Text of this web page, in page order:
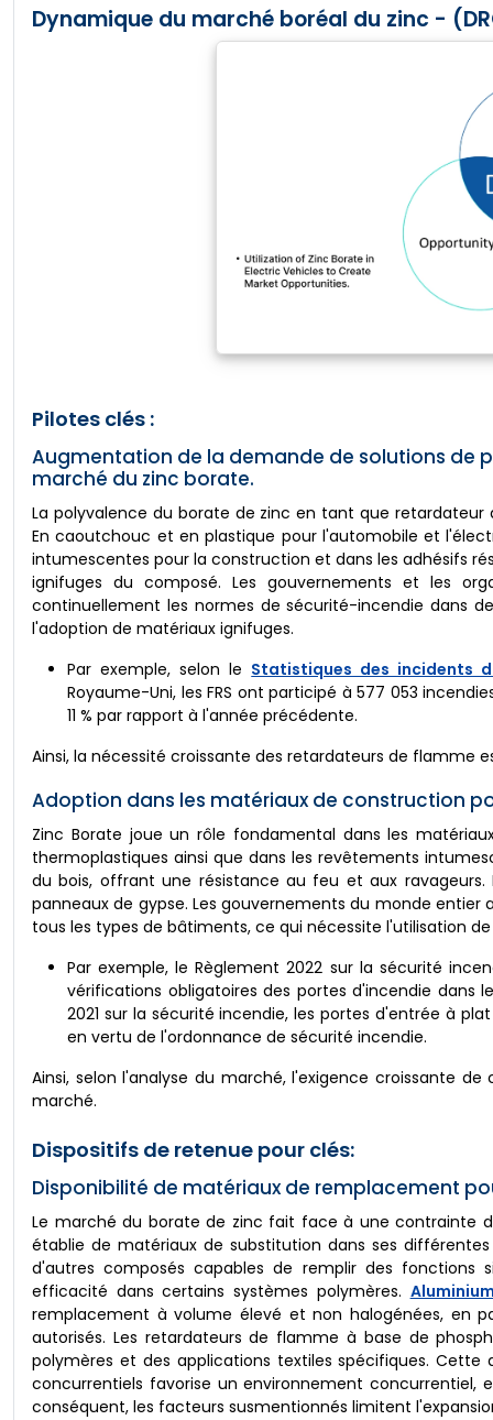
Dynamique du marché boréal du zinc -
Pilotes clés :
Augmentation de la demande de solutions de
marché du zinc borate.
La polyvalence du borate de zinc en tant que
En caoutchouc et en plastique pour l'automobile et
intumescentes pour la construction et dans les adhésifs
ignifuges du composé. Les gouvernements et les
continuellement les normes de sécurité-incendie dans
l'adoption de matériaux ignifuges.
Par exemple, selon le Statistiques des incidents
Royaume-Uni, les FRS ont participé à 577 053
11 % par rapport à l'année précédente.
Ainsi, la nécessité croissante des retardateurs de flamme
Adoption dans les matériaux de construction
Zinc Borate joue un rôle fondamental dans les
thermoplastiques ainsi que dans les revêtements
du bois, offrant une résistance au feu et aux
panneaux de gypse. Les gouvernements du monde
tous les types de bâtiments, ce qui nécessite l'utilisation
Par exemple, le Règlement 2022 sur la sécurité
vérifications obligatoires des portes d'incendie
2021 sur la sécurité incendie, les portes d'entrée à
en vertu de l'ordonnance de sécurité incendie.
Ainsi, selon l'analyse du marché, l'exigence croissante
marché.
Dispositifs de retenue pour clés:
Disponibilité de matériaux de remplacement
Le marché du borate de zinc fait face à une contrainte
établie de matériaux de substitution dans ses
d'autres composés capables de remplir des fonctions
efficacité dans certains systèmes polymères.
remplacement à volume élevé et non halogénées, en
autorisés. Les retardateurs de flamme à base de
polymères et des applications textiles spécifiques.
concurrentiels favorise un environnement
conséquent, les facteurs susmentionnés limitent